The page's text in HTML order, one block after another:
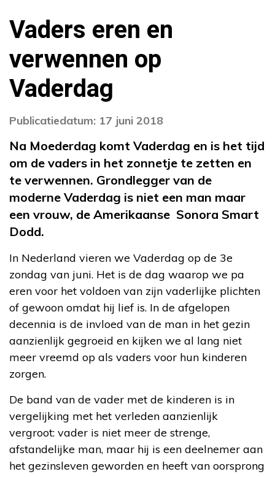
Vaders eren en
verwennen op
Vaderdag
Publicatiedatum: 17 juni 2018
Na Moederdag komt Vaderdag en is het tijd
om de vaders in het zonnetje te zetten en
te verwennen. Grondlegger van de
moderne Vaderdag is niet een man maar
een vrouw, de Amerikaanse Sonora Smart
Dodd.
In Nederland vieren we Vaderdag op de 3e
zondag van juni. Het is de dag waarop we pa
eren voor het voldoen van zijn vaderlijke plichten
of gewoon omdat hij lief is. In de afgelopen
decennia is de invloed van de man in het gezin
aanzienlijk gegroeid en kijken we al lang niet
meer vreemd op als vaders voor hun kinderen
zorgen.
De band van de vader met de kinderen is in
vergelijking met het verleden aanzienlijk
vergroot: vader is niet meer de strenge,
afstandelijke man, maar hij is een deelnemer aan
het gezinsleven geworden en heeft van oorsprong